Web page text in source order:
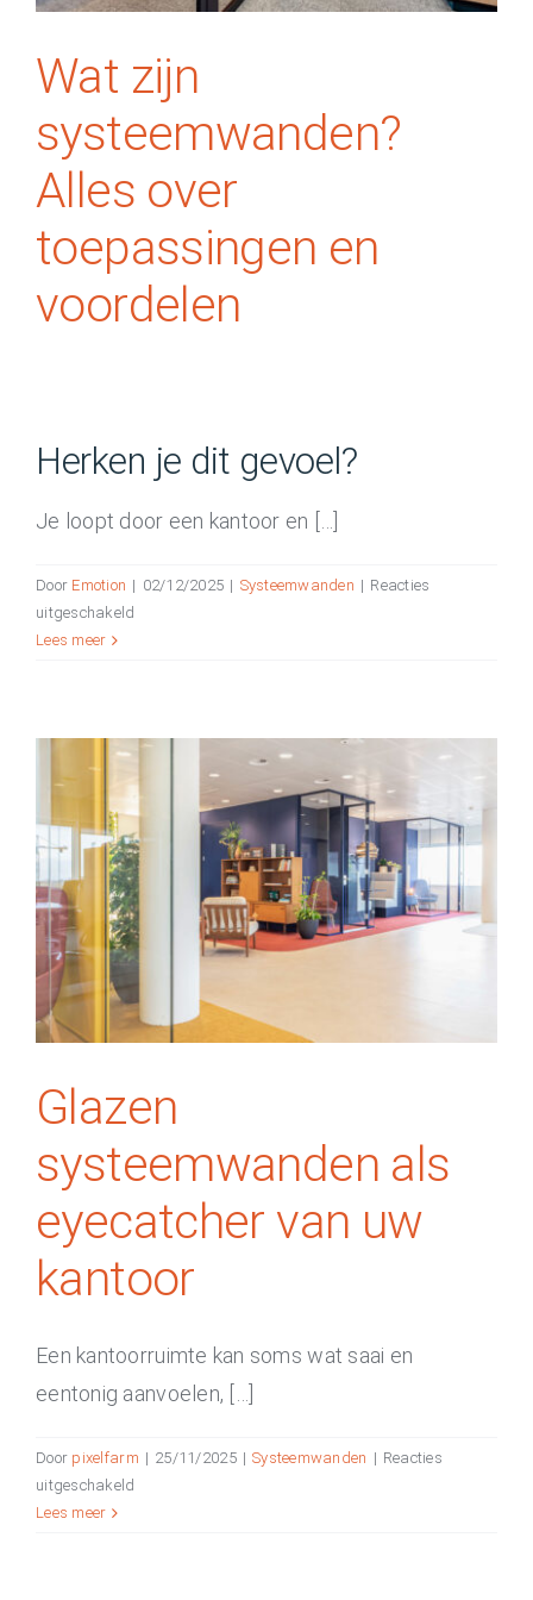
Wat zijn
systeemwanden?
Alles over
toepassingen en
voordelen
Herken je dit gevoel?
Je loopt door een kantoor en […]
Door Emotion | 02/12/2025 | Systeemwanden | Reacties
uitgeschakeld
over
toepassingen
voordelen
Lees meer
Glazen systeemwanden als
eyecatcher van uw kantoor
Systeemwanden
Glazen
systeemwanden als
eyecatcher van uw
kantoor
Een kantoorruimte kan soms wat saai en
eentonig aanvoelen, […]
Door pixelfarm | 25/11/2025 | Systeemwanden | Reacties
uitgeschakeld
Lees meer